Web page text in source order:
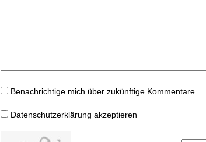
Benachrichtige mich über zukünftige Kommentare
Datenschutzerklärung akzeptieren